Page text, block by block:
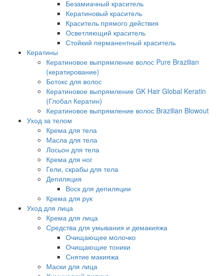
Безамиачный краситель
Кератиновый краситель
Краситель прямого действия
Осветляющий краситель
Стойкий перманентный краситель
Кератины
Кератиновое выпрямление волос Pure Brazilian
(кератирование)
Ботокс для волос
Кератиновое выпрямление GK Hair Global Keratin
(Глобал Кератин)
Кератиновое выпрямление волос Brazilian Blowout
Уход за телом
Крема для тела
Масла для тела
Лосьон для тела
Крема для ног
Гели, скрабы для тела
Депиляция
Воск для депиляции
Крема для рук
Уход для лица
Крема для лица
Средства для умывания и демакияжа
Очищающее молочко
Очищающие тоники
Снятие макияжа
Маски для лица